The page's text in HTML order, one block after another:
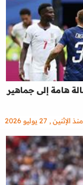
هامة إلى جماهير
منذ الإثنين , 27 يوليو 2026